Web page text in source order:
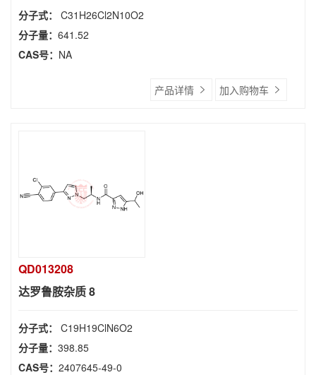
分子式： C31H26Cl2N10O2
分子量： 641.52
CAS号： NA
产品详情 加入购物车
QD013208
达罗鲁胺杂质 8
分子式： C19H19ClN6O2
分子量： 398.85
CAS号： 2407645-49-0